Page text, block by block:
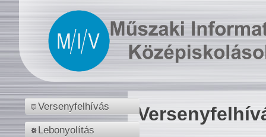
Versenyfelhívás
Lebonyolítás